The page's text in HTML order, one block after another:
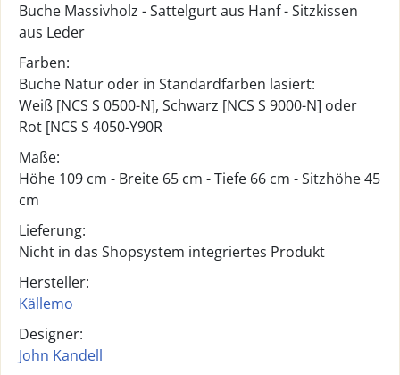
Buche Massivholz - Sattelgurt aus Hanf - Sitzkissen
aus Leder
Farben:
Buche Natur oder in Standardfarben lasiert:
Weiß [NCS S 0500-N], Schwarz [NCS S 9000-N] oder
Rot [NCS S 4050-Y90R
Maße:
Höhe 109 cm - Breite 65 cm - Tiefe 66 cm - Sitzhöhe 45
cm
Lieferung:
Nicht in das Shopsystem integriertes Produkt
Hersteller:
Källemo
Designer:
John Kandell